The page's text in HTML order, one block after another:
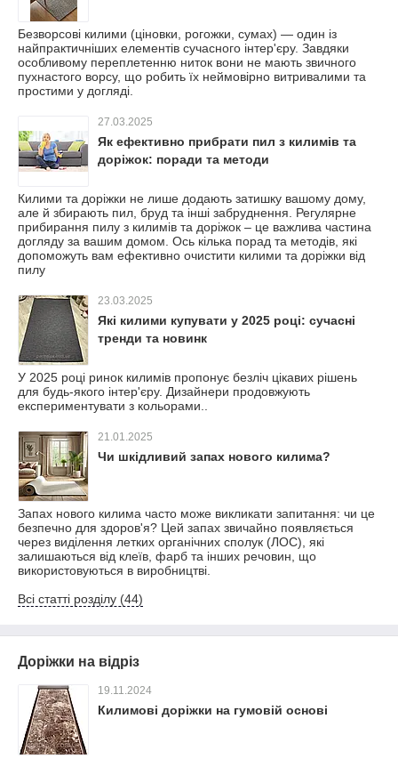
Безворсові килими (ціновки, рогожки, сумах) — один із
найпрактичніших елементів сучасного інтер'єру. Завдяки
особливому переплетенню ниток вони не мають звичного
пухнастого ворсу, що робить їх неймовірно витривалими та
простими у догляді.
27.03.2025
Як ефективно прибрати пил з килимів та
доріжок: поради та методи
Килими та доріжки не лише додають затишку вашому дому,
але й збирають пил, бруд та інші забруднення. Регулярне
прибирання пилу з килимів та доріжок – це важлива частина
догляду за вашим домом. Ось кілька порад та методів, які
допоможуть вам ефективно очистити килими та доріжки від
пилу
23.03.2025
Які килими купувати у 2025 році: сучасні
тренди та новинк
У 2025 році ринок килимів пропонує безліч цікавих рішень
для будь-якого інтер'єру. Дизайнери продовжують
експериментувати з кольорами..
21.01.2025
Чи шкідливий запах нового килима?
Запах нового килима часто може викликати запитання: чи це
безпечно для здоров'я? Цей запах звичайно появляється
через виділення летких органічних сполук (ЛОС), які
залишаються від клеїв, фарб та інших речовин, що
використовуються в виробництві.
Всі статті розділу (44)
Доріжки на відріз
19.11.2024
Килимові доріжки на гумовій основі